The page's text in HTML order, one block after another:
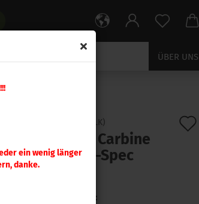
ein wenig länger
danke.
ÜBER UNS
- Mil-Spec BLK
MAG1377-BLK)
Magpul DT Carbine
Stock - Mil-Spec
BLK
Lieferzeit: